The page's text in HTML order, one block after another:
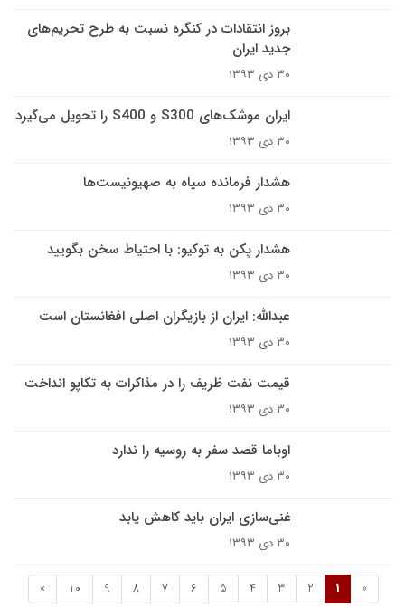
بروز انتقادات در کنگره نسبت به طرح تحریم‌های
جدید ایران
۳۰ دی ۱۳۹۳
ایران موشک‌های S300 و S400 را تحویل می‌گیرد
۳۰ دی ۱۳۹۳
هشدار فرمانده سپاه به صهیونیست‌ها
۳۰ دی ۱۳۹۳
هشدار پکن به توکیو: با احتیاط سخن بگویید
۳۰ دی ۱۳۹۳
عبدالله: ایران از بازیگران اصلی افغانستان است
۳۰ دی ۱۳۹۳
قیمت نفت ظریف را در مذاکرات به تکاپو انداخت
۳۰ دی ۱۳۹۳
اوباما قصد سفر به روسیه را ندارد
۳۰ دی ۱۳۹۳
غنی‌سازی ایران باید کاهش یابد
۳۰ دی ۱۳۹۳
«
1
2
3
4
5
6
7
8
9
10
»